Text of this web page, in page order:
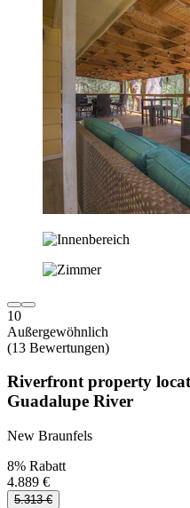
10
Außergewöhnlich
(13 Bewertungen)
Riverfront property
Guadalupe River
New Braunfels
8% Rabatt
4.889 €
5.313 €